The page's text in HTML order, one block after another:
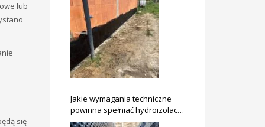
lub
się
Jakie wymagania techniczne
powinna spełniać hydroizolacja
fundamentów nowego domu?